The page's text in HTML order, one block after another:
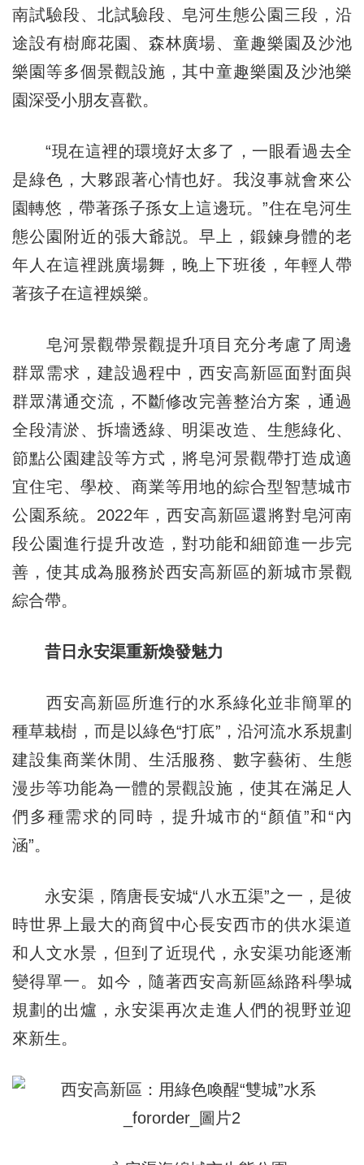
南試驗段、北試驗段、皂河生態公園三段，沿
途設有樹廊花園、森林廣場、童趣樂園及沙池
樂園等多個景觀設施，其中童趣樂園及沙池樂
園深受小朋友喜歡。
“現在這裡的環境好太多了，一眼看過去全
是綠色，大夥跟著心情也好。我沒事就會來公
園轉悠，帶著孫子孫女上這邊玩。”住在皂河生
態公園附近的張大爺説。早上，鍛鍊身體的老
年人在這裡跳廣場舞，晚上下班後，年輕人帶
著孩子在這裡娛樂。
皂河景觀帶景觀提升項目充分考慮了周邊
群眾需求，建設過程中，西安高新區面對面與
群眾溝通交流，不斷修改完善整治方案，通過
全段清淤、拆墻透綠、明渠改造、生態綠化、
節點公園建設等方式，將皂河景觀帶打造成適
宜住宅、學校、商業等用地的綜合型智慧城市
公園系統。2022年，西安高新區還將對皂河南
段公園進行提升改造，對功能和細節進一步完
善，使其成為服務於西安高新區的新城市景觀
綜合帶。
昔日永安渠重新煥發魅力
西安高新區所進行的水系綠化並非簡單的
種草栽樹，而是以綠色“打底”，沿河流水系規劃
建設集商業休閒、生活服務、數字藝術、生態
漫步等功能為一體的景觀設施，使其在滿足人
們多種需求的同時，提升城市的“顏值”和“內
涵”。
永安渠，隋唐長安城“八水五渠”之一，是彼
時世界上最大的商貿中心長安西市的供水渠道
和人文水景，但到了近現代，永安渠功能逐漸
變得單一。如今，隨著西安高新區絲路科學城
規劃的出爐，永安渠再次走進人們的視野並迎
來新生。